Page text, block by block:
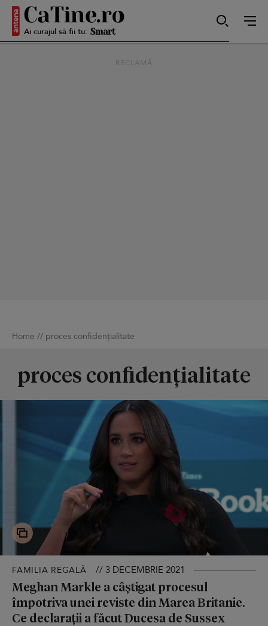
Ai curajul să fii tu: Smart
RECLAMĂ
Home // proces confidențialitate
proces confidențialitate
FAMILIA REGALĂ // 3 DECEMBRIE 2021
Meghan Markle a câștigat procesul
împotriva unei reviste din Marea Britanie.
Ce declarații a făcut Ducesa de Sussex